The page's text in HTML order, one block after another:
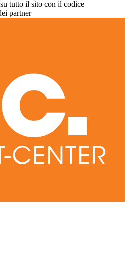
tutto il sito con il codice
partner